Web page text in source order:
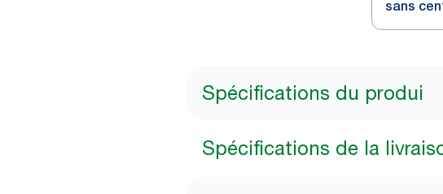
sans
capacité
Spécifications du produi
Spécifications de la